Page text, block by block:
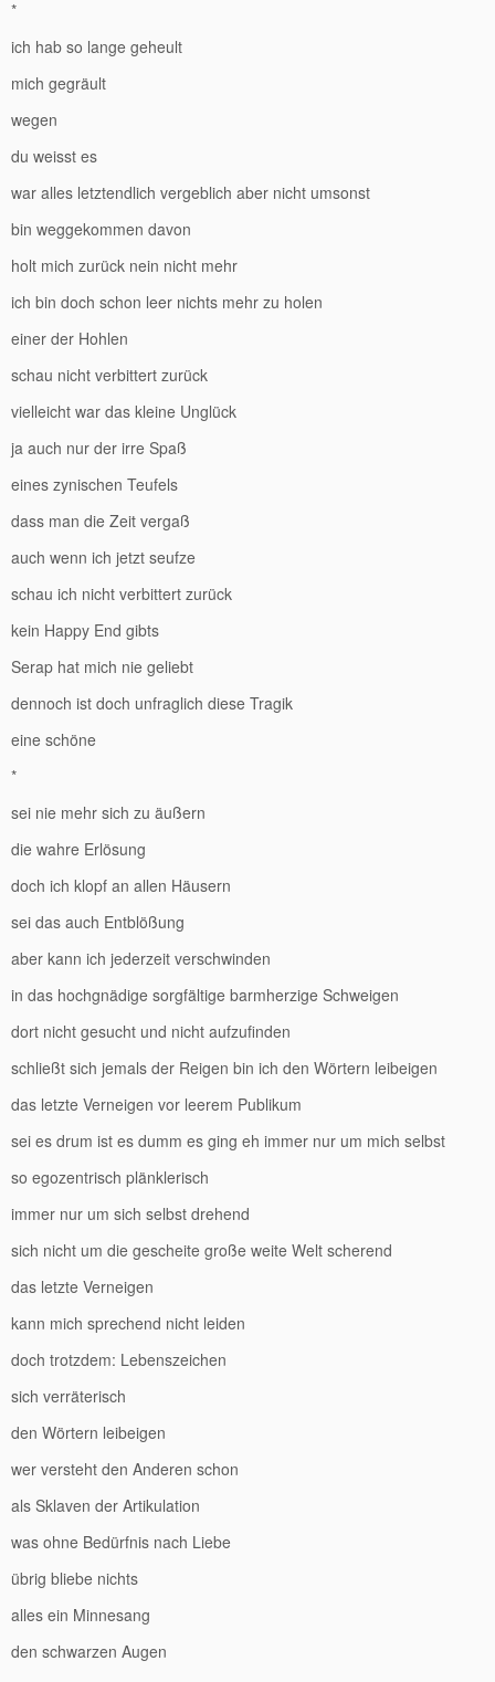
*
ich hab so lange geheult
mich gegräult
wegen
du weisst es
war alles letztendlich vergeblich aber nicht umsonst
bin weggekommen davon
holt mich zurück nein nicht mehr
ich bin doch schon leer nichts mehr zu holen
einer der Hohlen
schau nicht verbittert zurück
vielleicht war das kleine Unglück
ja auch nur der irre Spaß
eines zynischen Teufels
dass man die Zeit vergaß
auch wenn ich jetzt seufze
schau ich nicht verbittert zurück
kein Happy End gibts
Serap hat mich nie geliebt
dennoch ist doch unfraglich diese Tragik
eine schöne
*
sei nie mehr sich zu äußern
die wahre Erlösung
doch ich klopf an allen Häusern
sei das auch Entblößung
aber kann ich jederzeit verschwinden
in das hochgnädige sorgfältige barmherzige Schweigen
dort nicht gesucht und nicht aufzufinden
schließt sich jemals der Reigen bin ich den Wörtern leibeigen
das letzte Verneigen vor leerem Publikum
sei es drum ist es dumm es ging eh immer nur um mich selbst
so egozentrisch plänklerisch
immer nur um sich selbst drehend
sich nicht um die gescheite große weite Welt scherend
das letzte Verneigen
kann mich sprechend nicht leiden
doch trotzdem: Lebenszeichen
sich verräterisch
den Wörtern leibeigen
wer versteht den Anderen schon
als Sklaven der Artikulation
was ohne Bedürfnis nach Liebe
übrig bliebe nichts
alles ein Minnesang
den schwarzen Augen